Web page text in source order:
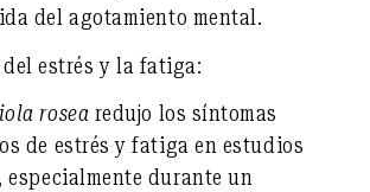
del agotamiento mental.
estrés y la fatiga:
rosea redujo los síntomas
de estrés y fatiga en estudios
especialmente durante un